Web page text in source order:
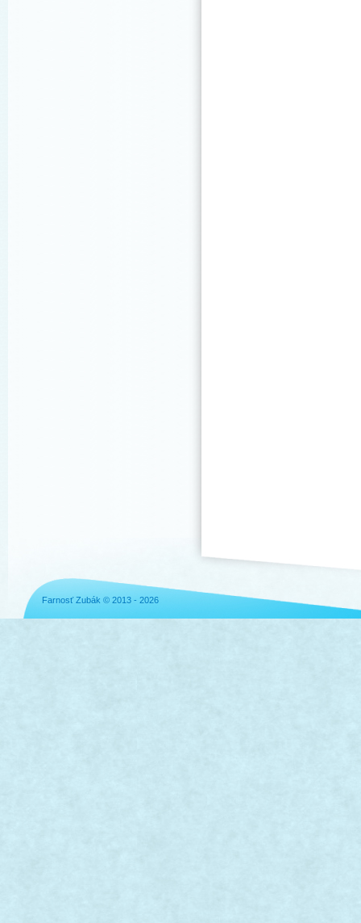
Farnosť Zubák © 2013 - 2026